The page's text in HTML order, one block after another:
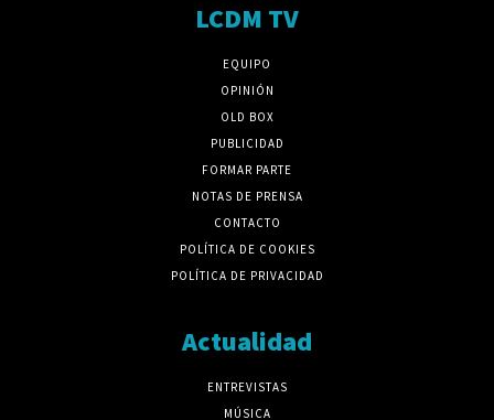
LCDM TV
EQUIPO
OPINIÓN
OLD BOX
PUBLICIDAD
FORMAR PARTE
NOTAS DE PRENSA
CONTACTO
POLÍTICA DE COOKIES
POLÍTICA DE PRIVACIDAD
Actualidad
ENTREVISTAS
MÚSICA